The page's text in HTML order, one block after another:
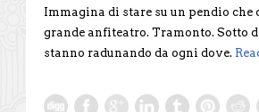
Immagina di stare su un pendio che
grande anfiteatro. Tramonto. Sotto
stanno radunando da ogni dove.